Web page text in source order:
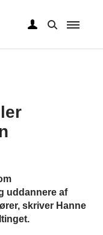
uddannere af
skriver Hanne